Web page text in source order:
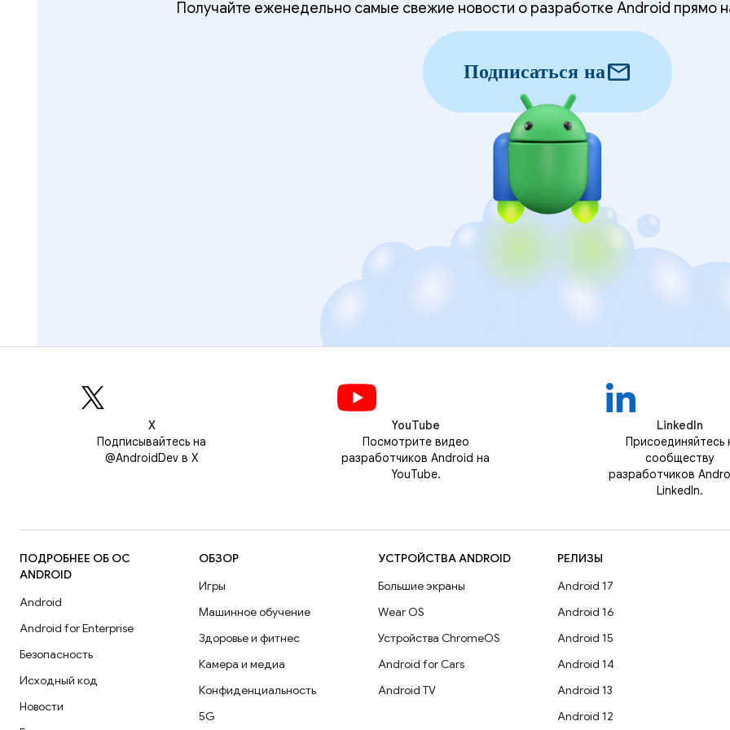
Получайте еженедельно самые свежие новости о разработке Android прямо
Подписаться наmail
Х
Подписывайтесь на
@AndroidDev в X
YouTube
Посмотрите видео
разработчиков Android на
YouTube.
LinkedIn
Присоединяйтесь
сообществу
разработчиков
LinkedIn.
ПОДРОБНЕЕ ОБ ОС
ANDROID
Android
Android for Enterprise
Безопасность
Исходный код
Новости
ОБЗОР
Игры
Машинное обучение
Здоровье и фитнес
Камера и медиа
Конфиденциальность
5G
УСТРОЙСТВА ANDROID
Большие экраны
Wear OS
Устройства ChromeOS
Android for Cars
Android TV
РЕЛИЗЫ
Android 17
Android 16
Android 15
Android 14
Android 13
Android 12